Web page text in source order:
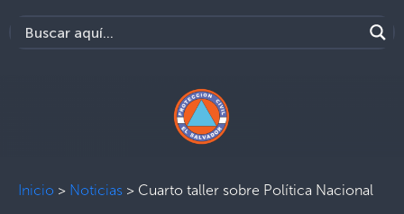
Inicio > Noticias > Cuarto taller sobre Política Nacional